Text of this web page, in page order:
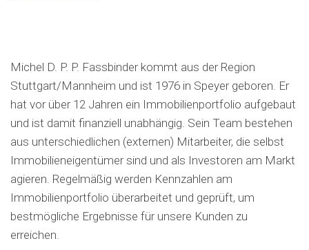
Michel D. P. P. Fassbinder kommt aus der Region
Stuttgart/Mannheim und ist 1976 in Speyer geboren. Er
hat vor über 12 Jahren ein Immobilienportfolio aufgebaut
und ist damit finanziell unabhängig. Sein Team bestehen
aus unterschiedlichen (externen) Mitarbeiter, die selbst
Immobilieneigentümer sind und als Investoren am Markt
agieren. Regelmäßig werden Kennzahlen am
Immobilienportfolio überarbeitet und geprüft, um
bestmögliche Ergebnisse für unsere Kunden zu
erreichen.